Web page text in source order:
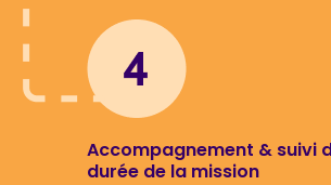
Accompagnement & suivi
durée de la mission